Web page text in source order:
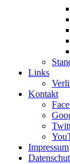
Links
Kontakt
Impressum